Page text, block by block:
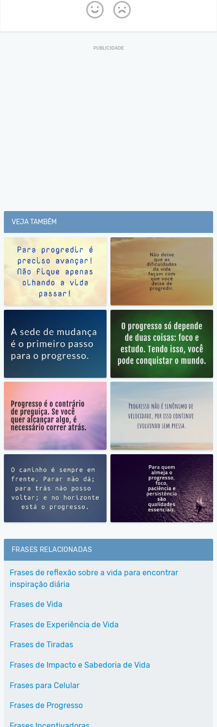
VEJA TAMBÉM
FRASES RELACIONADAS
Frases de reflexão sobre a vida para encontrar
inspiração diária
Frases de Vida
Frases de Experiência de Vida
Frases de Tiradas
Frases de Impacto e Sabedoria de Vida
Frases para Celular
Frases de Progresso